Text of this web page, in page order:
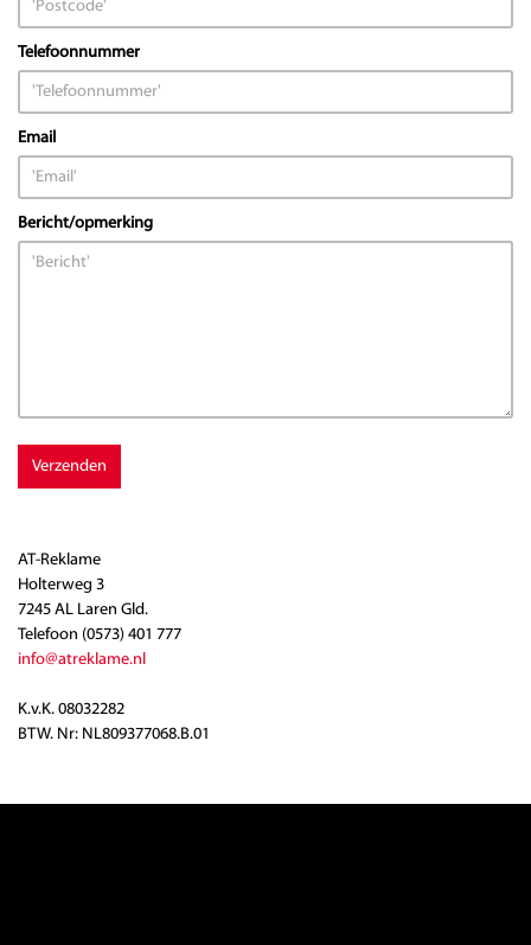
Telefoonnummer
Email
Bericht/opmerking
Verzenden
AT-Reklame
Holterweg 3
7245 AL Laren Gld.
Telefoon (0573) 401 777
info@atreklame.nl
K.v.K. 08032282
BTW. Nr: NL809377068.B.01